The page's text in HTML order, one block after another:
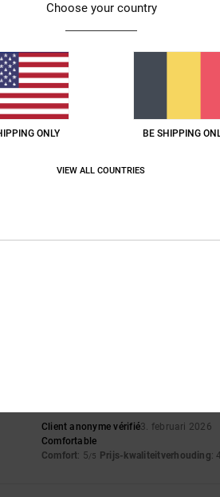
Client anonyme vérifié3. februari 2026
Comfortable
Comfort: 5/5 Prijs-kwaliteitverhouding: 4
Choose your country
ONLY BE SHIPPING
VIEW ALL COUNTRIES